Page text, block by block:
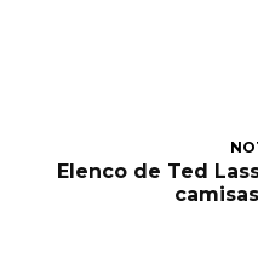
Elenco de Ted